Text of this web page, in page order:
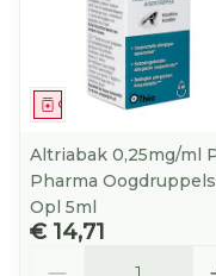
Geneesmiddel
Altriabak 0,25mg/ml
Pharma Oogdruppels
Opl 5ml
€ 14,71